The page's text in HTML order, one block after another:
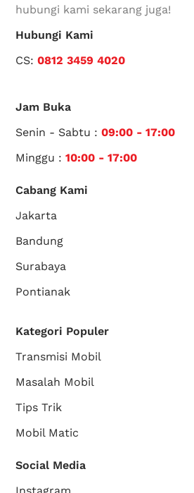
hubungi kami sekarang juga!
Hubungi Kami
CS:0812 3459 4020
Jam Buka
Senin - Sabtu :09:00 - 17:00
Minggu :10:00 - 17:00
Cabang Kami
Jakarta
Bandung
Surabaya
Pontianak
Kategori Populer
Transmisi Mobil
Masalah Mobil
Tips Trik
Mobil Matic
Social Media
Instagram